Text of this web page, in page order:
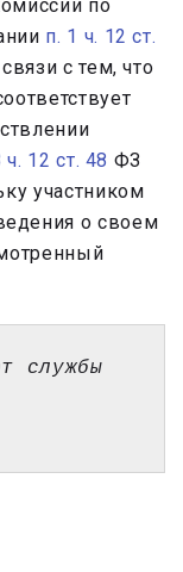
по
п. 1 ч. 12 ст.
с тем, что
ч. 12 ст. 48 ФЗ
участником
о своем
службы